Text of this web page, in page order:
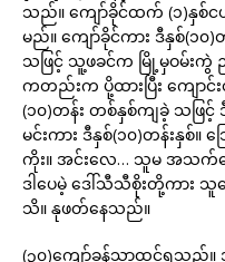
သည်။ ကျော်ခိုင်ထက် (၁)နှစ်င
မည်။ ကျော်ခိုင်ကား ဒီနှစ်(၁၀)
သဖြင့် သူ့ဖခင်က မြို့မှဝမ်း
ကတည်းက ပို့ထားပြီး ကျောင်
(၁၀)တန်း တစ်နှစ်ကျခဲ့ သဖြင့်
မင်းကား ဒီနှစ်(၁၀)တန်းနှစ်။ သ
ကိုး။ အင်းလေ… သူမ အသက်တ
ဒါပေမဲ့ ဒေါ်သီသီစိုးတို့ကား သူ
သိ။ နုဖတ်နေသည်။
(၃၀)ကျော်ခန့်သာထင်ရသည်။